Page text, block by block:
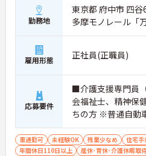
勤務地
東京都 府中市 四
多摩モノレール「
雇用形態 正社員(正職員)
応募要件
■介護支援専門員
会福祉士、精神保
ちの方 ※普通自動
ちの方尚可 ※ワー
力作業）が可能な
車通勤可 未経験OK 残業少なめ 住宅手
年間休日110日以上
産休･育休･介護休暇取